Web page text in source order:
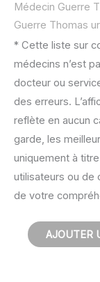
Médecin Guerre
Guerre Thomas
* Cette liste sur
médecins n’est
docteur ou
des erreurs.
reflète en aucun
garde, les
uniquement à
utilisateurs ou
de votre
AJOUTER